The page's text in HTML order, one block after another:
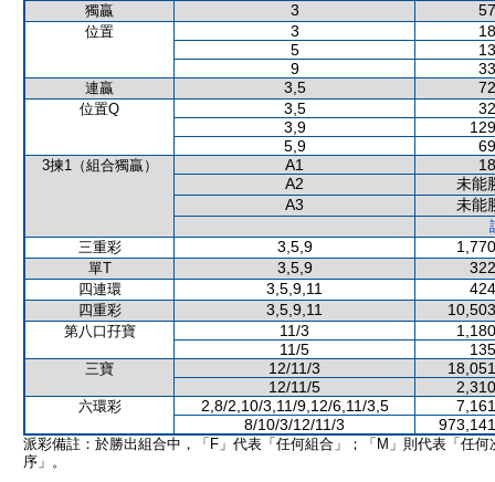
獨贏
3
位置 3
5
9
連贏 3,5
位置Q 3,5
3,9
5,9
3揀1（組合獨贏） A1
A2
未能
A3
未能
三重彩
3,5,9
單T 3,5,9
四連環 3,5,9,11
四重彩 3,5,9,11
第八口孖寶 11/3
11/5
三寶 12/11/3
12/11/5
六環彩 2,8/2,10/3,11/9,12/6,11/3,5
8/10/3/12/11/3
派彩備註：於勝出組合中，「F」代表「任何組合」；「M」則代表「任何
序」。